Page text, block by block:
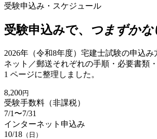
受験申込み・スケジュール
受験申込みで、 つまずかな
2026年（令和8年度）宅建士試験の申込
ネット／郵送それぞれの手順・必要書類
1 ページに整理しました。
8,200円
受験手数料（非課税）
7/1〜7/31
インターネット申込み
10/18 （日）